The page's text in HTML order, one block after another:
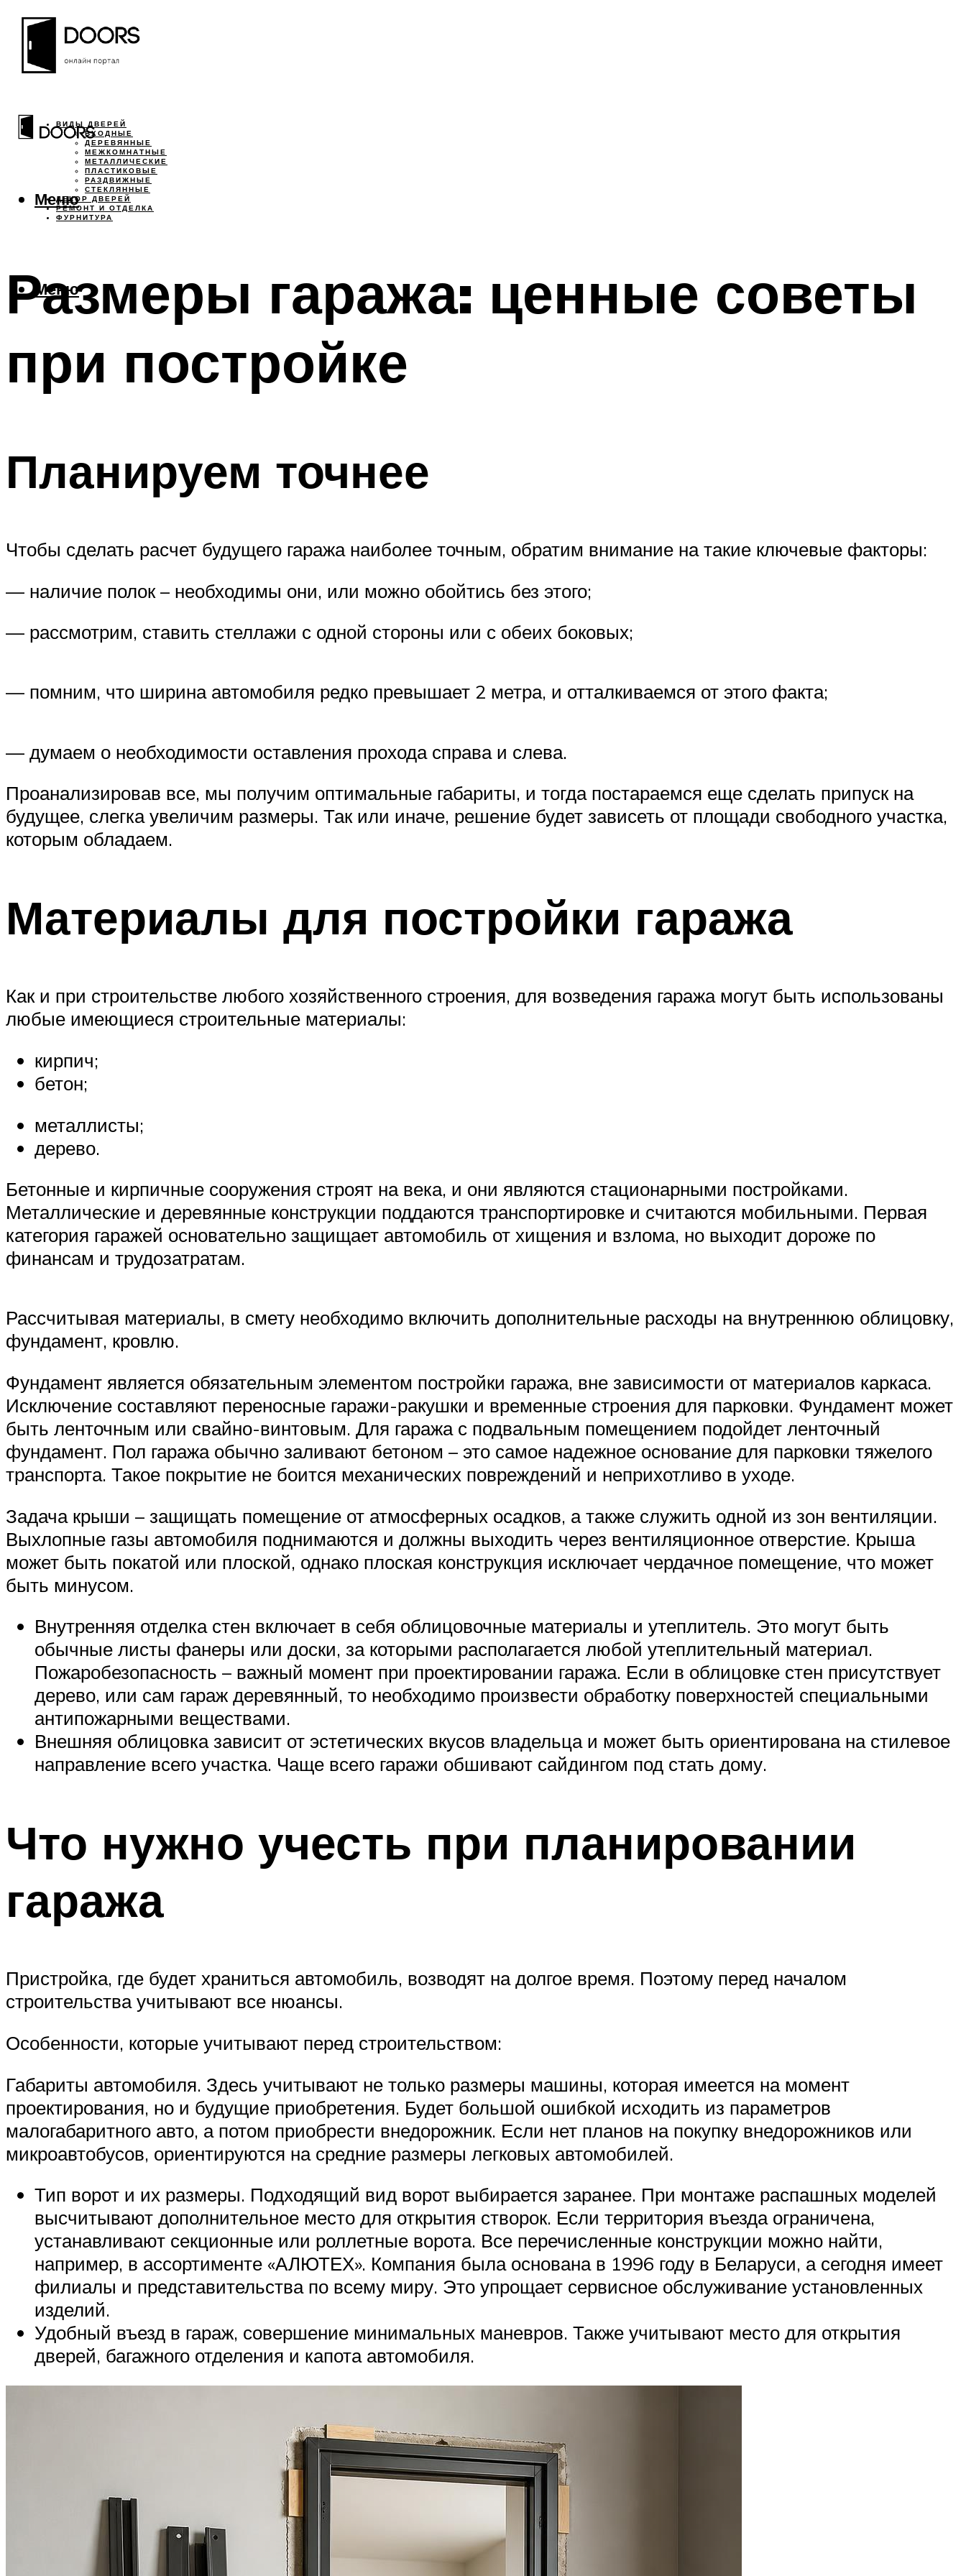
ВИДЫ ДВЕРЕЙ
ВХОДНЫЕ
ДЕРЕВЯННЫЕ
МЕЖКОМНАТНЫЕ
МЕТАЛЛИЧЕСКИЕ
ПЛАСТИКОВЫЕ
РАЗДВИЖНЫЕ
СТЕКЛЯННЫЕ
ДЕКОР ДВЕРЕЙ
РЕМОНТ И ОТДЕЛКА
ФУРНИТУРА
Меню
Меню
Размеры гаража: ценные советы
при постройке
Планируем точнее
Чтобы сделать расчет будущего гаража наиболее точным, обратим внимание на такие ключевые факторы:
— наличие полок – необходимы они, или можно обойтись без этого;
— рассмотрим, ставить стеллажи с одной стороны или с обеих боковых;
— помним, что ширина автомобиля редко превышает 2 метра, и отталкиваемся от этого факта;
— думаем о необходимости оставления прохода справа и слева.
Проанализировав все, мы получим оптимальные габариты, и тогда постараемся еще сделать припуск на
будущее, слегка увеличим размеры. Так или иначе, решение будет зависеть от площади свободного участка,
которым обладаем.
Материалы для постройки гаража
Как и при строительстве любого хозяйственного строения, для возведения гаража могут быть использованы
любые имеющиеся строительные материалы:
кирпич;
бетон;
металлисты;
дерево.
Бетонные и кирпичные сооружения строят на века, и они являются стационарными постройками.
Металлические и деревянные конструкции поддаются транспортировке и считаются мобильными. Первая
категория гаражей основательно защищает автомобиль от хищения и взлома, но выходит дороже по
финансам и трудозатратам.
Рассчитывая материалы, в смету необходимо включить дополнительные расходы на внутреннюю облицовку,
фундамент, кровлю.
Фундамент является обязательным элементом постройки гаража, вне зависимости от материалов каркаса.
Исключение составляют переносные гаражи-ракушки и временные строения для парковки. Фундамент может
быть ленточным или свайно-винтовым. Для гаража с подвальным помещением подойдет ленточный
фундамент. Пол гаража обычно заливают бетоном – это самое надежное основание для парковки тяжелого
транспорта. Такое покрытие не боится механических повреждений и неприхотливо в уходе.
Задача крыши – защищать помещение от атмосферных осадков, а также служить одной из зон вентиляции.
Выхлопные газы автомобиля поднимаются и должны выходить через вентиляционное отверстие. Крыша
может быть покатой или плоской, однако плоская конструкция исключает чердачное помещение, что может
быть минусом.
Внутренняя отделка стен включает в себя облицовочные материалы и утеплитель. Это могут быть
обычные листы фанеры или доски, за которыми располагается любой утеплительный материал.
Пожаробезопасность – важный момент при проектировании гаража. Если в облицовке стен присутствует
дерево, или сам гараж деревянный, то необходимо произвести обработку поверхностей специальными
антипожарными веществами.
Внешняя облицовка зависит от эстетических вкусов владельца и может быть ориентирована на стилевое
направление всего участка. Чаще всего гаражи обшивают сайдингом под стать дому.
Что нужно учесть при планировании
гаража
Пристройка, где будет храниться автомобиль, возводят на долгое время. Поэтому перед началом
строительства учитывают все нюансы.
Особенности, которые учитывают перед строительством:
Габариты автомобиля. Здесь учитывают не только размеры машины, которая имеется на момент
проектирования, но и будущие приобретения. Будет большой ошибкой исходить из параметров
малогабаритного авто, а потом приобрести внедорожник. Если нет планов на покупку внедорожников или
микроавтобусов, ориентируются на средние размеры легковых автомобилей.
Тип ворот и их размеры. Подходящий вид ворот выбирается заранее. При монтаже распашных моделей
высчитывают дополнительное место для открытия створок. Если территория въезда ограничена,
устанавливают секционные или роллетные ворота. Все перечисленные конструкции можно найти,
например, в ассортименте «АЛЮТЕХ». Компания была основана в 1996 году в Беларуси, а сегодня имеет
филиалы и представительства по всему миру. Это упрощает сервисное обслуживание установленных
изделий.
Удобный въезд в гараж, совершение минимальных маневров. Также учитывают место для открытия
дверей, багажного отделения и капота автомобиля.